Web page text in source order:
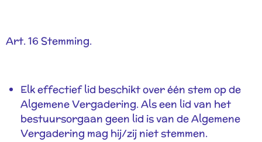
Art. 16 Stemming.
Elk effectief lid beschikt over één stem op de
Algemene Vergadering. Als een lid van het
bestuursorgaan geen lid is van de Algemene
Vergadering mag hij/zij niet stemmen.